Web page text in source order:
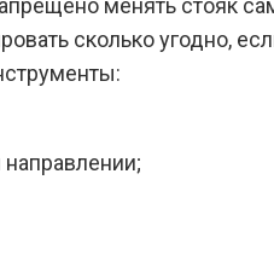
менять стояк
сколько угодно,